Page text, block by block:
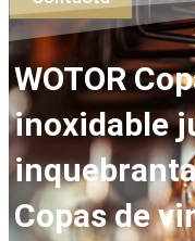
WOTOR
inoxidable
Copas de